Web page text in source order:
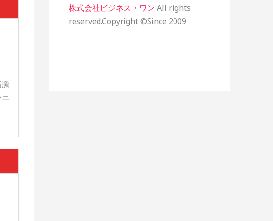
株式会社ビジネス・ワン All rights
reserved.Copyright ©Since 2009